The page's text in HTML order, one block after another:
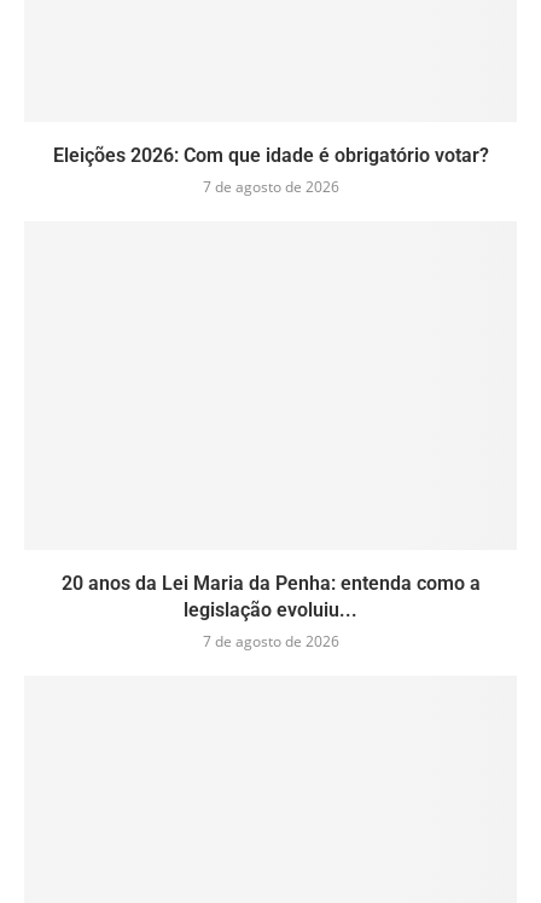
Eleições 2026: Com que idade é obrigatório votar?
7 de agosto de 2026
20 anos da Lei Maria da Penha: entenda como a
legislação evoluiu...
7 de agosto de 2026